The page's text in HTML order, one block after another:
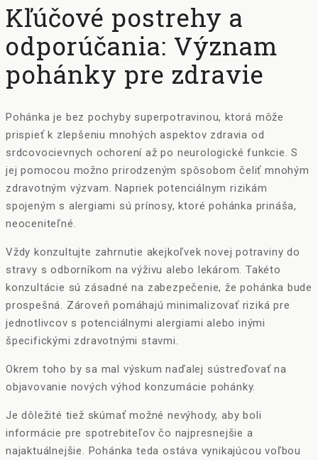
Kľúčové postrehy a
odporúčania: Význam
pohánky pre zdravie
Pohánka je bez pochyby superpotravinou, ktorá môže
prispieť k zlepšeniu mnohých aspektov zdravia od
srdcovocievnych ochorení až po neurologické funkcie. S
jej pomocou možno prirodzeným spôsobom čeliť mnohým
zdravotným výzvam. Napriek potenciálnym rizikám
spojeným s alergiami sú prínosy, ktoré pohánka prináša,
neoceniteľné.
Vždy konzultujte zahrnutie akejkoľvek novej potraviny do
stravy s odborníkom na výživu alebo lekárom. Takéto
konzultácie sú zásadné na zabezpečenie, že pohánka bude
prospešná. Zároveň pomáhajú minimalizovať riziká pre
jednotlivcov s potenciálnymi alergiami alebo inými
špecifickými zdravotnými stavmi.
Okrem toho by sa mal výskum naďalej sústreďovať na
objavovanie nových výhod konzumácie pohánky.
Je dôležité tiež skúmať možné nevýhody, aby boli
informácie pre spotrebiteľov čo najpresnejšie a
najaktuálnejšie. Pohánka teda ostáva vynikajúcou voľbou